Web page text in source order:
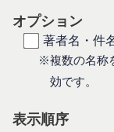
オプション
著者名・件
※複数の名称
効です。
表示順序